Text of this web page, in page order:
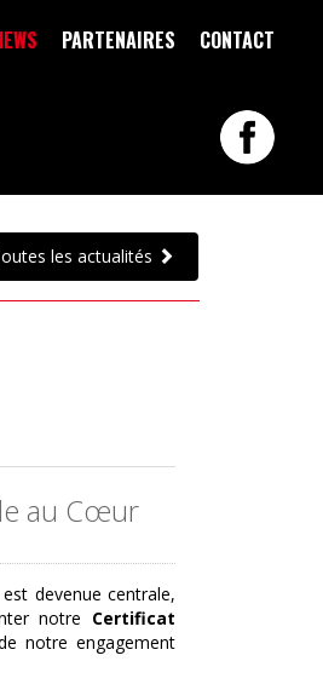
PARTENAIRES CONTACT
les actualités
au Cœur
devenue centrale,
notre Certificat
notre engagement